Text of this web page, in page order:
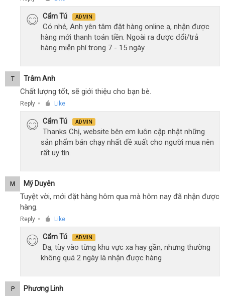
Cẩm Tú ADMIN
Có nhé, Anh yên tâm đặt hàng online ạ, nhận được
hàng mới thanh toán tiền. Ngoài ra được đổi/trả
hàng miễn phí trong 7 - 15 ngày
T Trâm Anh
Chất lượng tốt, sẽ giới thiệu cho bạn bè.
Reply ● Like
Cẩm Tú ADMIN
Thanks Chị, website bên em luôn cập nhật những
sản phẩm bán chạy nhất đề xuất cho người mua nên
rất uy tín.
M Mỹ Duyên
Tuyệt vời, mới đặt hàng hôm qua mà hôm nay đã nhận được
hàng.
Reply ● Like
Cẩm Tú ADMIN
Dạ, tùy vào từng khu vực xa hay gần, nhưng thường
không quá 2 ngày là nhận được hàng
P Phương Linh